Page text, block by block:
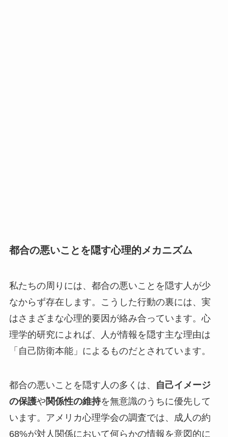
都合の悪いことを隠す心理的メカニズム
私たちの周りには、都合の悪いことを隠す人が少
なからず存在します。こうした行動の裏には、実
はさまざまな心理的要因が絡み合っています。心
理学的研究によれば、人が情報を隠す主な理由は
「自己防衛本能」によるものだとされています。
都合の悪いことを隠す人の多くは、
自己イメージ
の保護や関係性の維持を無意識のうちに優先して
います。アメリカ心理学会の調査では、成人の約
68%が対人関係において何らかの情報を意図的に